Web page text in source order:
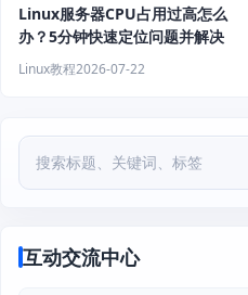
Linux服务器CPU占用过高怎么
办？5分钟快速定位问题并解决
Linux教程2026-07-22
互动交流中心